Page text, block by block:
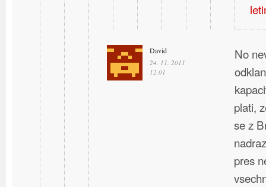
David
24. 11. 2011
12.01
No
plati,
se z
pres